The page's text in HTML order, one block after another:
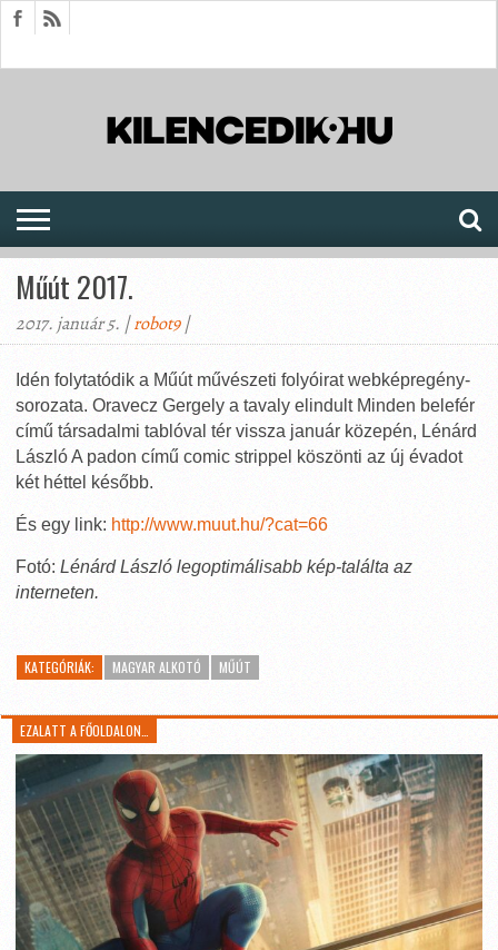
Műút 2017.
2017. január 5. |robot9|
Idén folytatódik a Műút művészeti folyóirat webképregény-
sorozata. Oravecz Gergely a tavaly elindult Minden belefér
című társadalmi tablóval tér vissza január közepén, Lénárd
László A padon című comic strippel köszönti az új évadot
két héttel később.
És egy link: http://www.muut.hu/?cat=66
Fotó: Lénárd László legoptimálisabb kép-találta az
interneten.
KATEGÓRIÁK: MAGYAR ALKOTÓ MŰÚT
EZALATT A FŐOLDALON…